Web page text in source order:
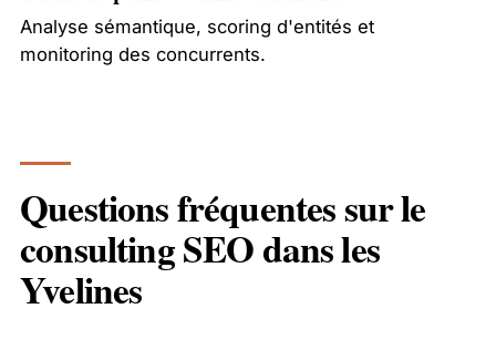
Analyse sémantique, scoring d'entités et
monitoring des concurrents.
Questions fréquentes sur le
consulting SEO dans les
Yvelines